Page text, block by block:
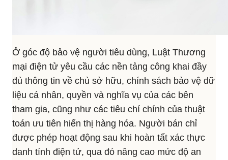
Ở góc độ bảo vệ người tiêu dùng, Luật Thương
mại điện tử yêu cầu các nền tảng công khai đầy
đủ thông tin về chủ sở hữu, chính sách bảo vệ dữ
liệu cá nhân, quyền và nghĩa vụ của các bên
tham gia, cũng như các tiêu chí chính của thuật
toán ưu tiên hiển thị hàng hóa. Người bán chỉ
được phép hoạt động sau khi hoàn tất xác thực
danh tính điện tử, qua đó nâng cao mức độ an